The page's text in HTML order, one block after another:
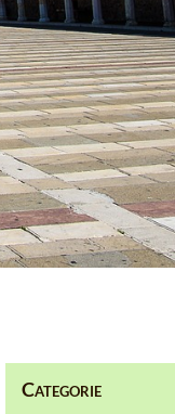
Categorie